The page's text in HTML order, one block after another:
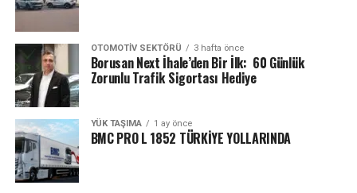
OTOMOTIV SEKTÖRÜ 3 hafta önce
Borusan Next İhale’den Bir İlk: 60 Günlük
Zorunlu Trafik Sigortası Hediye
YÜK TAŞIMA 1 ay önce
BMC PRO L 1852 TÜRKİYE YOLLARINDA